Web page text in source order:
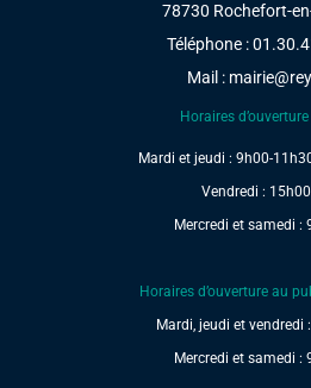
78730 Rochefort-
Téléphone :
Mail :
Horaires
Mardi et jeudi : 9h00-
Vendredi :
Mercredi et samedi :
Horaires d’ouverture au
Mardi, jeudi et vendredi
Mercredi et samedi :